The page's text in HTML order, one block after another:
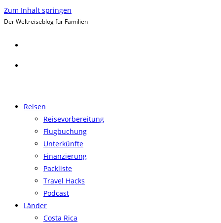
Zum Inhalt springen
Der Weltreiseblog für Familien
Reisen
Reisevorbereitung
Flugbuchung
Unterkünfte
Finanzierung
Packliste
Travel Hacks
Podcast
Länder
Costa Rica